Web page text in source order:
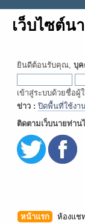
เว็บไซต์
ยินดีต้อนรับคุณ, บุค
เข้าสู่ระบบด้วยชื่อผู้
ข่าว : ปิดพื้นที่ใช้งา
ติดตามเว็บนายท่าน
หน้าแรก ห้องแช